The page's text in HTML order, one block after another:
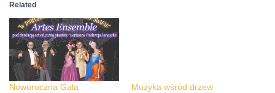
Related
Noworoczna Gala
Muzyka wśród drzew